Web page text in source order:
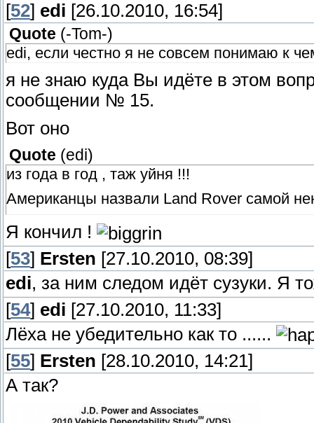
[52] edi [26.10.2010, 16:54]
Quote (-Tom-)
edi, если честно я не совсем понимаю к
я не знаю куда Вы идёте в этом
сообщении № 15.
Вот оно
Quote (edi)
из года в год , таж уйня !!!
Американцы назвали Land Rover самой
Я кончил !
[53] Ersten [27.10.2010, 08:39]
edi, за ним следом идёт сузуки. Я
[54] edi [27.10.2010, 11:33]
Лёха не убедительно как то ......
[55] Ersten [28.10.2010, 14:21]
А так?